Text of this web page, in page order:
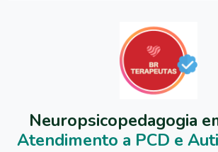
Neuropsicopedagogia
Atendimento a PCD e